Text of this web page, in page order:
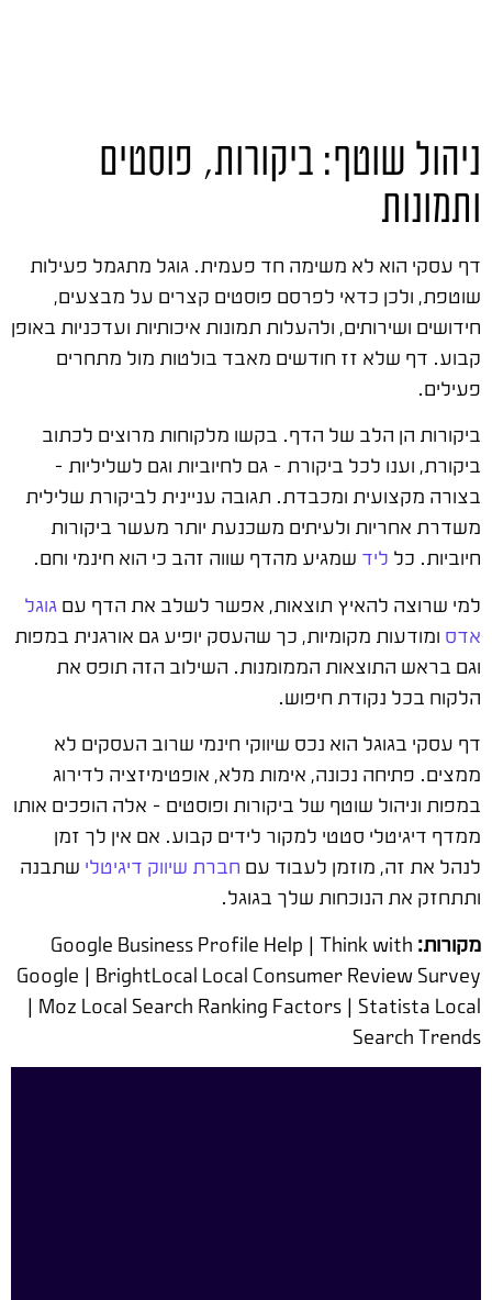
ניהול שוטף: ביקורות, פוסטים
ותמונות
דף עסקי הוא לא משימה חד פעמית. גוגל מתגמל פעילות
שוטפת, ולכן כדאי לפרסם פוסטים קצרים על מבצעים,
חידושים ושירותים, ולהעלות תמונות איכותיות ועדכניות באופן
קבוע. דף שלא זז חודשים מאבד בולטות מול מתחרים
פעילים.
ביקורות הן הלב של הדף. בקשו מלקוחות מרוצים לכתוב
ביקורת, וענו לכל ביקורת – גם לחיוביות וגם לשליליות –
בצורה מקצועית ומכבדת. תגובה עניינית לביקורת שלילית
משדרת אחריות ולעיתים משכנעת יותר מעשר ביקורות
חיוביות. כל ליד שמגיע מהדף שווה זהב כי הוא חינמי וחם.
למי שרוצה להאיץ תוצאות, אפשר לשלב את הדף עםגוגל
אדס ומודעות מקומיות, כך שהעסק יופיע גם אורגנית במפות
וגם בראש התוצאות הממומנות. השילוב הזה תופס את
הלקוח בכל נקודת חיפוש.
דף עסקי בגוגל הוא נכס שיווקי חינמי שרוב העסקים לא
ממצים. פתיחה נכונה, אימות מלא, אופטימיזציה לדירוג
במפות וניהול שוטף של ביקורות ופוסטים – אלה הופכים אותו
ממדף דיגיטלי סטטי למקור לידים קבוע. אם אין לך זמן
לנהל את זה, מוזמן לעבוד עם חברת שיווק דיגיטלי שתבנה
ותתחזק את הנוכחות שלך בגוגל.
מקורות: Google Business Profile Help | Think with
Google | BrightLocal Local Consumer Review Survey
| Moz Local Search Ranking Factors | Statista Local
Search Trends